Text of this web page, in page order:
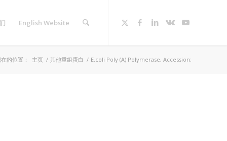
English Website
的位置： 主页 / 其他重组蛋白 / E.coli Poly (A) Polymerase, Accession: